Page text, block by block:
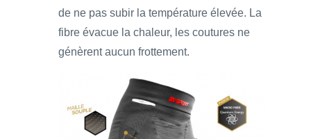
de ne pas subir la température élevée. La
fibre évacue la chaleur, les coutures ne
génèrent aucun frottement.